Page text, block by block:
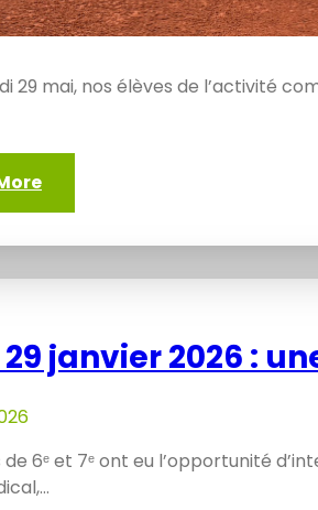
29 mai, nos élèves de l’activité
janvier 2026 :
de 6ᵉ et 7ᵉ ont eu l’opportunité